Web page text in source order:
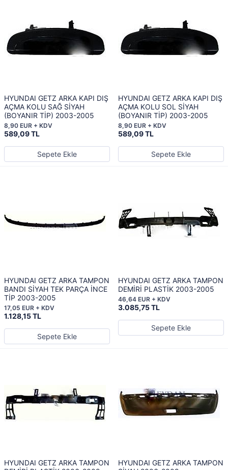
HYUNDAI GETZ ARKA KAPI DIŞ
AÇMA KOLU SAĞ SİYAH
(BOYANIR TİP) 2003-2005
589,09 TL
8,90 EUR + KDV
Sepete Ekle
HYUNDAI GETZ ARKA KAPI DIŞ
AÇMA KOLU SOL SİYAH
(BOYANIR TİP) 2003-2005
589,09 TL
8,90 EUR + KDV
Sepete Ekle
HYUNDAI GETZ ARKA TAMPON
BANDI SİYAH TEK PARÇA İNCE
TİP 2003-2005
1.128,15 TL
17,05 EUR + KDV
Sepete Ekle
HYUNDAI GETZ ARKA TAMPON
DEMİRİ PLASTİK 2003-2005
3.085,75 TL
46,64 EUR + KDV
Sepete Ekle
HYUNDAI GETZ ARKA TAMPON
HYUNDAI GETZ ARKA TAMPON